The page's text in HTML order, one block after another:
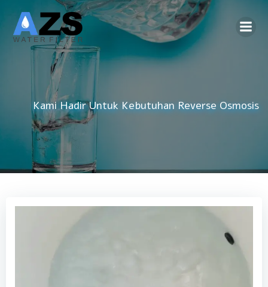
Skip
to
content
Kami Hadir Untuk Kebutuhan Reverse Osmosis